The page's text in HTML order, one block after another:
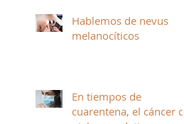
Hablemos de nevus
melanocíticos
En tiempos de
cuarentena, el cáncer de